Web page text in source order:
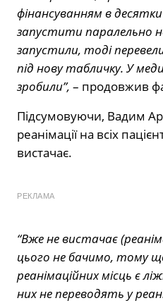
фінансуванням в
запустити паралельно
запустили, тоді
під нову табличку. У
зробили”, – продовжив
Підсумовуючи, Вадим
реанімації на всіх
вистачає.
РЕКЛАМА
“Вже не вистачає
цього не бачимо, тому
реанімаційних місць є
них не переводять у